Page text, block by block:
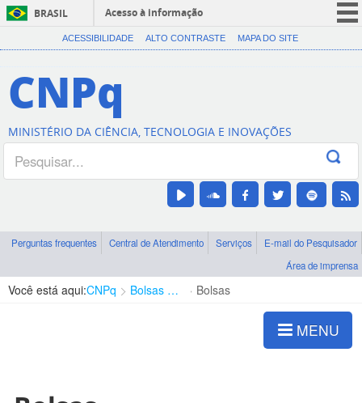
BRASIL
Acesso à informação
CORONAVÍRUS (COVID-19)
Canais
ACESSIBILIDADE ALTO CONTRASTE MAPA DO SITE
CNPq
MINISTÉRIO DA CIÊNCIA, TECNOLOGIA E INOVAÇÕES
Perguntas frequentes Central de Atendimento Serviços
E-mail do Pesquisador
Área de imprensa
Você está aqui:CNPq Bolsas e Auxílios Vigentes Bolsas
MENU